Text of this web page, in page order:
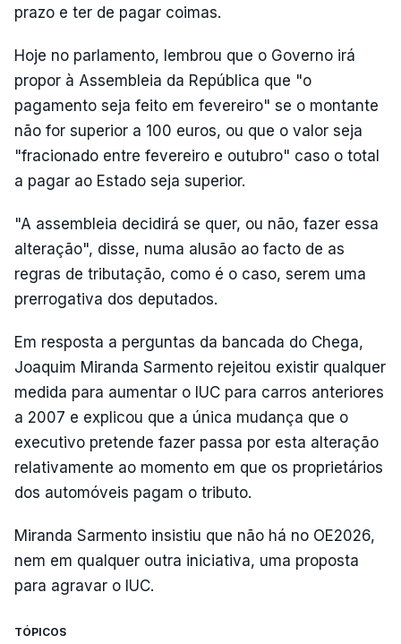
prazo e ter de pagar coimas.
Hoje no parlamento, lembrou que o Governo irá
propor à Assembleia da República que "o
pagamento seja feito em fevereiro" se o montante
não for superior a 100 euros, ou que o valor seja
"fracionado entre fevereiro e outubro" caso o total
a pagar ao Estado seja superior.
"A assembleia decidirá se quer, ou não, fazer essa
alteração", disse, numa alusão ao facto de as
regras de tributação, como é o caso, serem uma
prerrogativa dos deputados.
Em resposta a perguntas da bancada do Chega,
Joaquim Miranda Sarmento rejeitou existir qualquer
medida para aumentar o IUC para carros anteriores
a 2007 e explicou que a única mudança que o
executivo pretende fazer passa por esta alteração
relativamente ao momento em que os proprietários
dos automóveis pagam o tributo.
Miranda Sarmento insistiu que não há no OE2026,
nem em qualquer outra iniciativa, uma proposta
para agravar o IUC.
TÓPICOS